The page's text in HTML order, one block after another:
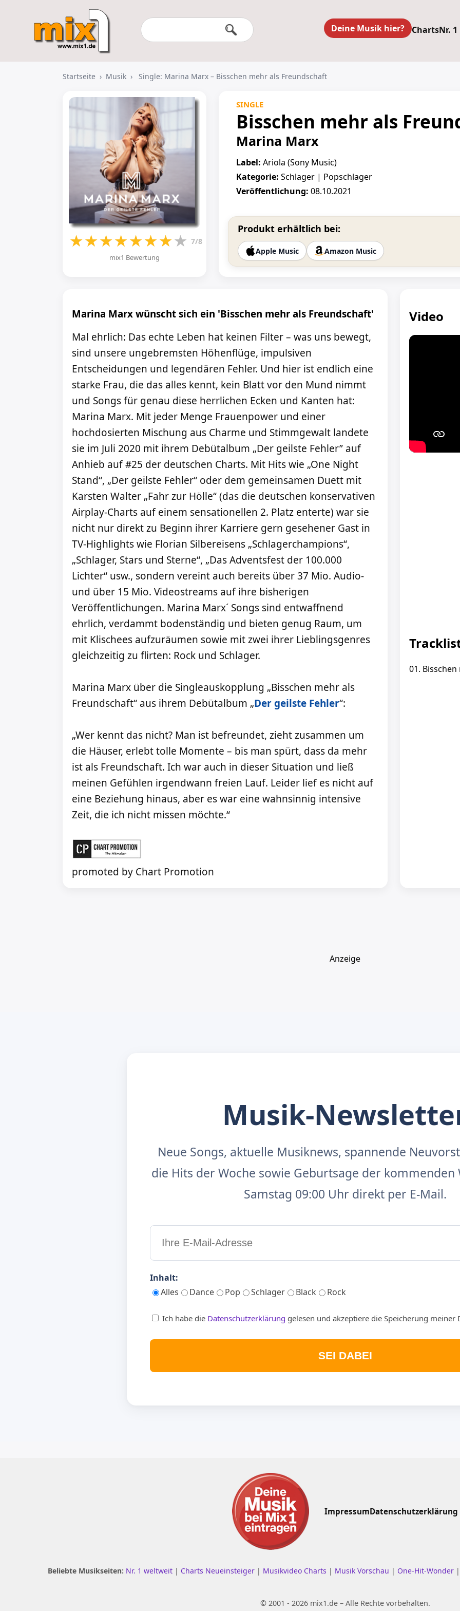
Deine Musik hier? ChartsNr.
Startseite › Musik › Single: Marina Marx – Bisschen mehr als Freundschaft
★★★★★★★★ 7/8
mix1 Bewertung
SINGLE
Bisschen mehr als
Marina Marx
Label: Ariola (Sony Music)
Kategorie: Schlager | Popschlager
Veröffentlichung: 08.10.2021
Produkt erhältlich bei:
Apple Music Amazon Music
Marina Marx wünscht sich ein 'Bisschen mehr als Freundschaft'
Mal ehrlich: Das echte Leben hat keinen Filter – was uns bewegt,
sind unsere ungebremsten Höhenflüge, impulsiven
Entscheidungen und legendären Fehler. Und hier ist endlich eine
starke Frau, die das alles kennt, kein Blatt vor den Mund nimmt
und Songs für genau diese herrlichen Ecken und Kanten hat:
Marina Marx. Mit jeder Menge Frauenpower und einer
hochdosierten Mischung aus Charme und Stimmgewalt landete
sie im Juli 2020 mit ihrem Debütalbum „Der geilste Fehler” auf
Anhieb auf #25 der deutschen Charts. Mit Hits wie „One Night
Stand“, „Der geilste Fehler“ oder dem gemeinsamen Duett mit
Karsten Walter „Fahr zur Hölle“ (das die deutschen konservativen
Airplay-Charts auf einem sensationellen 2. Platz enterte) war sie
nicht nur direkt zu Beginn ihrer Karriere gern gesehener Gast in
TV-Highlights wie Florian Silbereisens „Schlagerchampions“,
„Schlager, Stars und Sterne“, „Das Adventsfest der 100.000
Lichter“ usw., sondern vereint auch bereits über 37 Mio. Audio-
und über 15 Mio. Videostreams auf ihre bisherigen
Veröffentlichungen. Marina Marx´ Songs sind entwaffnend
ehrlich, verdammt bodenständig und bieten genug Raum, um
mit Klischees aufzuräumen sowie mit zwei ihrer Lieblingsgenres
gleichzeitig zu flirten: Rock und Schlager.
Marina Marx über die Singleauskopplung „Bisschen mehr als
Freundschaft“ aus ihrem Debütalbum „Der geilste Fehler“:
„Wer kennt das nicht? Man ist befreundet, zieht zusammen um
die Häuser, erlebt tolle Momente – bis man spürt, dass da mehr
ist als Freundschaft. Ich war auch in dieser Situation und ließ
meinen Gefühlen irgendwann freien Lauf. Leider lief es nicht auf
eine Beziehung hinaus, aber es war eine wahnsinnig intensive
Zeit, die ich nicht missen möchte.“
promoted by Chart Promotion
Video
01.
Anzeige
Musik-
Neue Songs, aktuelle Musiknews, spannende
die Hits der Woche sowie Geburtsage der kommenden
Samstag 09:00 Uhr direkt per E-Mail.
Inhalt:
Alles
Dance Pop Schlager Black Rock
Ich habe die Datenschutzerklärung gelesen und akzeptiere die Speicherung meiner
SEI DABEI
ImpressumDatenschutzerklärung
Beliebte Musikseiten: Nr. 1 weltweit | Charts Neueinsteiger | Musikvideo Charts | Musik Vorschau | One-Hit-Wonder
© 2001 - 2026 mix1.de – Alle Rechte vorbehalten.